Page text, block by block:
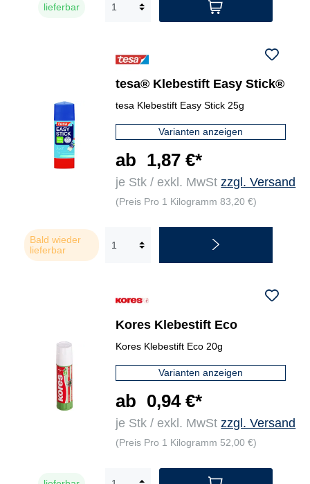
lieferbar
tesa® Klebestift Easy Stick®
tesa Klebestift Easy Stick 25g
Varianten anzeigen
ab 1,87 €*
je Stk / exkl. MwStzzgl. Versand
(Preis Pro 1 Kilogramm 83,20 €)
Bald wieder
lieferbar
Kores Klebestift Eco
Kores Klebestift Eco 20g
Varianten anzeigen
ab 0,94 €*
je Stk / exkl. MwStzzgl. Versand
(Preis Pro 1 Kilogramm 52,00 €)